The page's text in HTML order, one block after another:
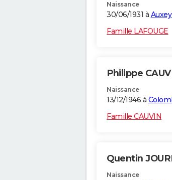
Naissance
30/06/1931 à
Famille LAFOUGE
Philippe
Naissance
13/12/1946 à
Famille CAUVIN
Quentin
Naissance